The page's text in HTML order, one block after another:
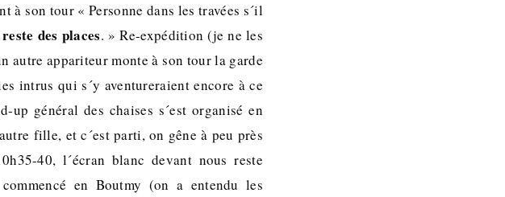
à son tour « Personne dans les travées s´il
des places. » Re-expédition (je ne les
autre appariteur monte à son tour la garde
intrus qui s´y aventureraient encore à ce
général des chaises s´est organisé en
fille, et c´est parti, on gêne à peu près
40, l´écran blanc devant nous reste
en Boutmy (on a entendu les